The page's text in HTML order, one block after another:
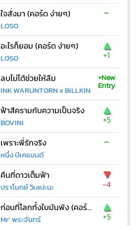
ใจสั่งมา (คอร์ด ง่ายๆ)
LOSO
-
อะไรก็ยอม (คอร์ด ง่ายๆ)
LOSO
▲
+1
ลบไม่ได้ช่วยให้ลืม
INK WARUNTORN x BILLKIN
+New
Entry
ฟ้าสีครามกับความเป็นจริง
BOVINI
▲
+5
เพราะพี่รักจริง
หนึ่ง บีเคแบนด์
-
คืนที่ดาวเต็มฟ้า
ปราโมทย์ วิเลปะนะ
▼
-4
ก่อนที่โลกทั้งใบมันพัง (คอร์ด ง่ายๆ)
Mr’ พระจันทร์
▲
+5